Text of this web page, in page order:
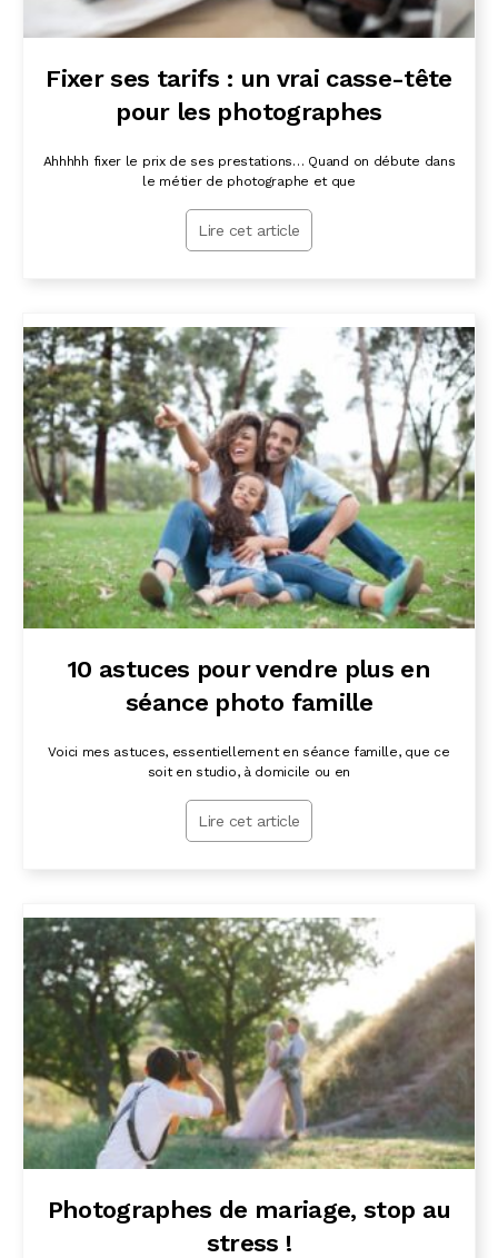
Fixer ses tarifs : un vrai casse-tête
pour les photographes
Ahhhhh fixer le prix de ses prestations… Quand on débute dans
le métier de photographe et que
Lire cet article
10 astuces pour vendre plus en
séance photo famille
Voici mes astuces, essentiellement en séance famille, que ce
soit en studio, à domicile ou en
Lire cet article
Photographes de mariage, stop au
stress !